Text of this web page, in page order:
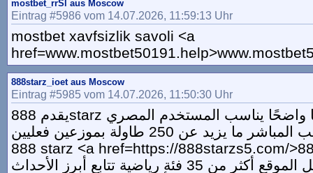
mostbet_rrSl aus Moscow
Eintrag #5986 vom 14.07.2026, 11:59:13 Uhr
mostbet xavfsizlik savoli <a
888starz_ioet aus Moscow
Eintrag #5985 vom 14.07.2026, 11:50:30 Uhr
888 starz <a href=https://888starzs5.com/